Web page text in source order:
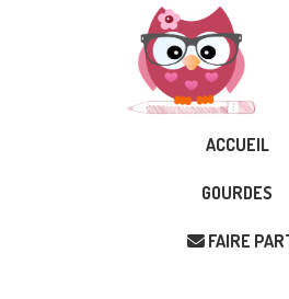
ACCUEIL
GOURDES
FAIRE